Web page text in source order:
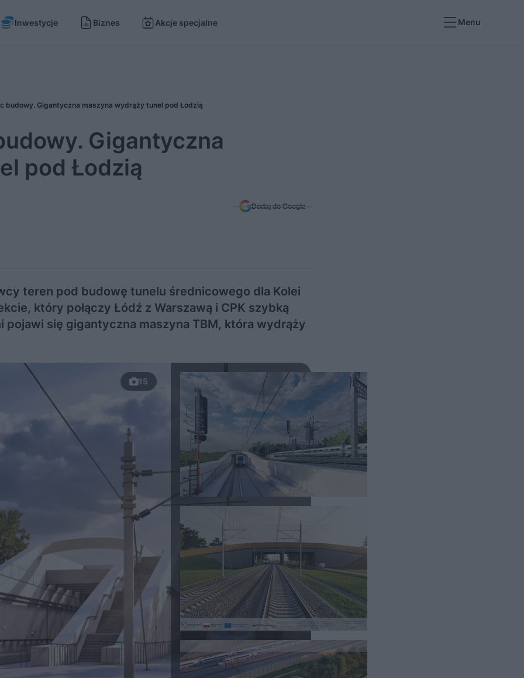
Inwestycje Biznes Akcje specjalne Menu
budowy. Gigantyczna maszyna wydrąży tunel pod Łodzią
Gigantyczna
pod Łodzią
Dodaj do Google
teren pod budowę tunelu średnicowego dla Kolei
który połączy Łódź z Warszawą i CPK szybką
pojawi się gigantyczna maszyna TBM, która wydrąży
15